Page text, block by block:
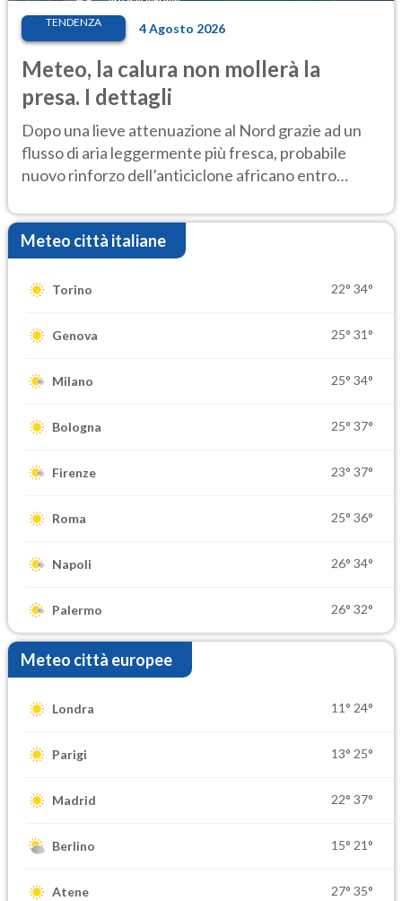
TENDENZA 4 Agosto 2026
Meteo, la calura non mollerà la
presa. I dettagli
Dopo una lieve attenuazione al Nord grazie ad un
flusso di aria leggermente più fresca, probabile
nuovo rinforzo dell’anticiclone africano entro
Meteo città italiane
Torino 22° 34°
Genova 25° 31°
Milano 25° 34°
Bologna 25° 37°
Firenze 23° 37°
Roma 25° 36°
Napoli 26° 34°
Palermo 26° 32°
Meteo città europee
Londra 11° 24°
Parigi 13° 25°
Madrid 22° 37°
Berlino 15° 21°
Atene 27° 35°